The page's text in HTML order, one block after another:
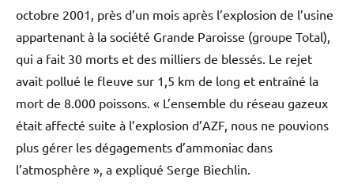
10.000 euros d’amende requis contre l’ex-directeur
d’AZF pour pollution
Dix mille euros d’amende ont été requis lundi devant le
tribunal correctionnel de Toulouse à l’encontre de
l’ancien directeur de l’usine chimique AZF Serge Biechlin
pour « rejet en eau douce de substance nuisible au
poisson ou à sa valeur alimentaire ». L’affaire a été mise
en délibéré au 28 février. M. Biechlin avait autorisé le